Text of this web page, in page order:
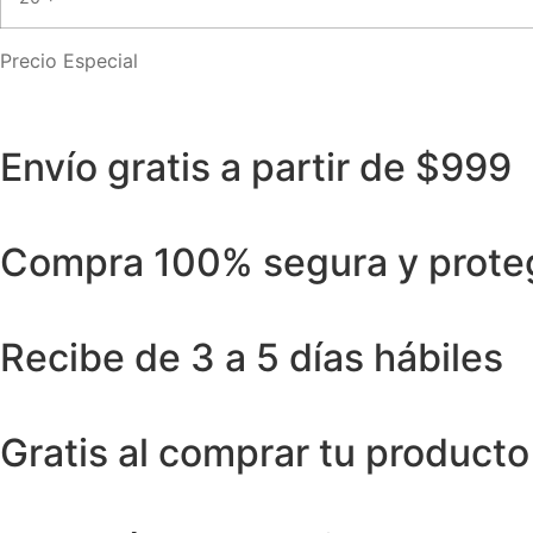
Precio Especial
Envío gratis a partir de $999
Compra 100% segura y
Recibe de 3 a 5 días hábiles
Gratis al comprar tu producto